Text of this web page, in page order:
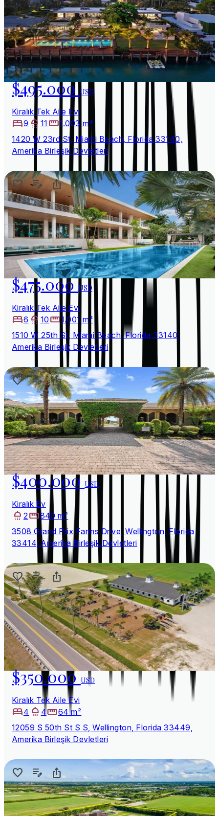
$495.000USD
Kiralık Tek Aile Evi
9
11
1.003 m²
1420 W 23rd St, Miami Beach, Florida 33140,
Amerika Birleşik Devletleri
$475.000USD
Kiralık Tek Aile Evi
6
10
1.001 m²
1510 W 25th St, Miami Beach, Florida 33140,
Amerika Birleşik Devletleri
$400.000USD
Kiralık Ev
2
840 m²
3508 Grand Prix Farms Drive, Wellington, Florida
33414, Amerika Birleşik Devletleri
$350.000USD
Kiralık Tek Aile Evi
4
4
64 m²
12059 S 50th St S S, Wellington, Florida 33449,
Amerika Birleşik Devletleri